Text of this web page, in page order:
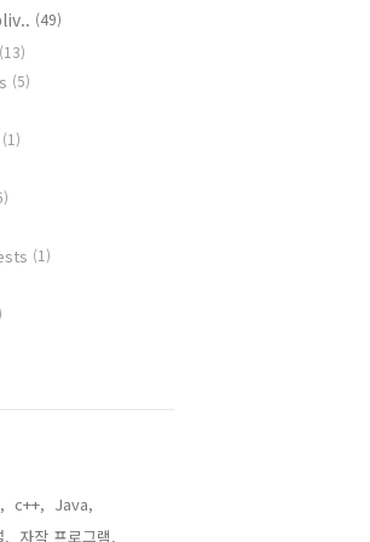
(49)
(13)
(5)
(1)
(1)
c++, Java,
, 자작 프로그램,